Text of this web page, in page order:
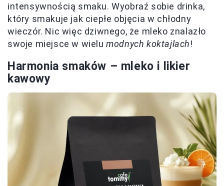
intensywnością smaku. Wyobraź sobie drinka,
który smakuje jak ciepłe objęcia w chłodny
wieczór. Nic więc dziwnego, że mleko znalazło
swoje miejsce w wielumodnych koktajlach!
Harmonia smaków – mleko i likier
kawowy